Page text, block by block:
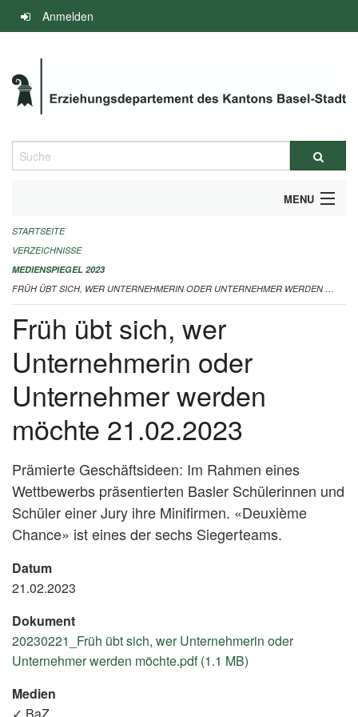
Navigation
überspringen
Anmelden
Suche
MENU
INFOS ZUM ED-MEDIENSPIEGEL
IMPRESSUM
STARTSEITE
VERZEICHNISSE
MEDIENSPIEGEL 2023
FRÜH ÜBT SICH, WER UNTERNEHMERIN ODER UNTERNEHMER WERDEN MÖCHTE 21.02.2023
Früh übt sich, wer
Unternehmerin oder
Unternehmer werden
möchte 21.02.2023
Prämierte Geschäftsideen: Im Rahmen eines
Wettbewerbs präsentierten Basler Schülerinnen und
Schüler einer Jury ihre Minifirmen. «Deuxième
Chance» ist eines der sechs Siegerteams.
Datum
21.02.2023
Dokument
20230221_Früh übt sich, wer Unternehmerin oder
Unternehmer werden möchte.pdf (1.1 MB)
Medien
✓ BaZ